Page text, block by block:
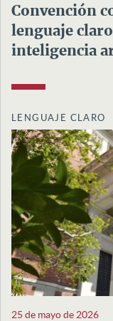
Convención
lenguaje
inteligencia
LENGUAJE CLARO
25 de mayo de 2026